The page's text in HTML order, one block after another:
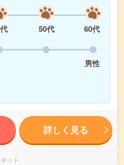
50代
60代
男性
詳しく見る
ット